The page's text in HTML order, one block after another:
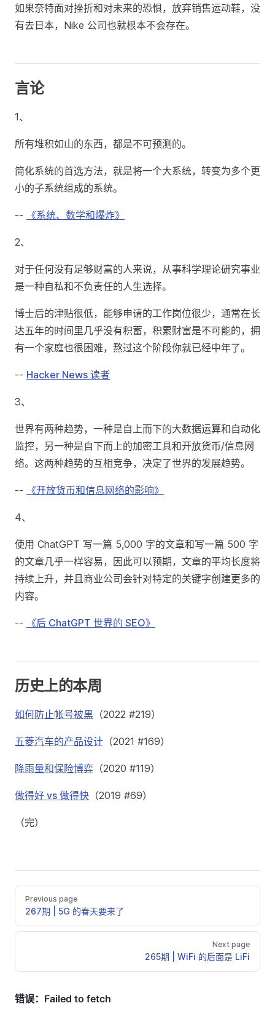
如果奈特面对挫折和对未来的恐惧，放弃销售运动鞋，没
有去日本，Nike 公司也就根本不会存在。
言论
1、
所有堆积如山的东西，都是不可预测的。
简化系统的首选方法，就是将一个大系统，转变为多个更
小的子系统组成的系统。
-- 《系统、数学和爆炸》
2、
对于任何没有足够财富的人来说，从事科学理论研究事业
是一种自私和不负责任的人生选择。
博士后的津贴很低，能够申请的工作岗位很少，通常在长
达五年的时间里几乎没有积蓄，积累财富是不可能的，拥
有一个家庭也很困难，熬过这个阶段你就已经中年了。
-- Hacker News 读者
3、
世界有两种趋势，一种是自上而下的大数据运算和自动化
监控，另一种是自下而上的加密工具和开放货币/信息网
络。这两种趋势的互相竞争，决定了世界的发展趋势。
-- 《开放货币和信息网络的影响》
4、
使用 ChatGPT 写一篇 5,000 字的文章和写一篇 500 字
的文章几乎一样容易，因此可以预期，文章的平均长度将
持续上升，并且商业公司会针对特定的关键字创建更多的
内容。
-- 《后 ChatGPT 世界的 SEO》
历史上的本周
如何防止帐号被黑 （2022 #219）
五菱汽车的产品设计 （2021 #169）
降雨量和保险博弈 （2020 #119）
做得好 vs 做得快 （2019 #69）
（完）
Previous page
267期 | 5G 的春天要来了
Next page
265期 | WiFi 的后面是 LiFi